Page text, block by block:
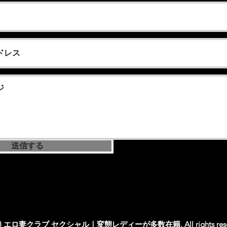
送信する
エロ妻クラブ セクシャル｜変態レディーが多数在籍. All rights